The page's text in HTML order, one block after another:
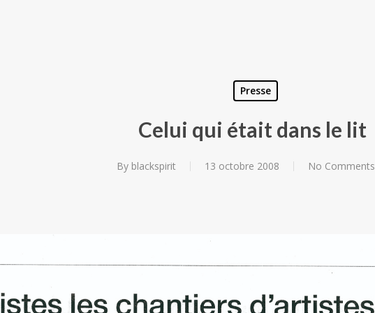
Presse
Celui qui était dans le lit
By blackspirit 13 octobre 2008 No Comments